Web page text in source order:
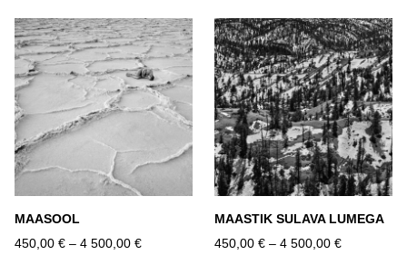
MAASOOL
450,00 € – 4 500,00 €
MAASTIK SULAVA LUMEGA
450,00 € – 4 500,00 €